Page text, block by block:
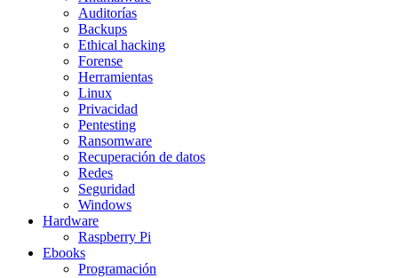
Auditorías
Backups
Ethical hacking
Forense
Herramientas
Linux
Privacidad
Pentesting
Ransomware
Recuperación de datos
Redes
Seguridad
Windows
Hardware
Raspberry Pi
Ebooks
Programación